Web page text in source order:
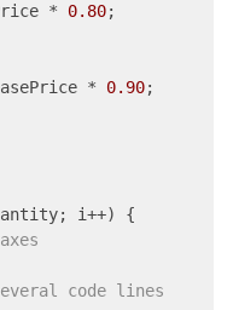
*
0.80;
*
0.90;
i++) {
code lines